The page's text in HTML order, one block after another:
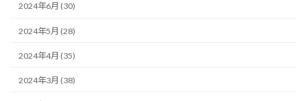
2024年6月 (30)
2024年5月 (28)
2024年4月 (35)
2024年3月 (38)